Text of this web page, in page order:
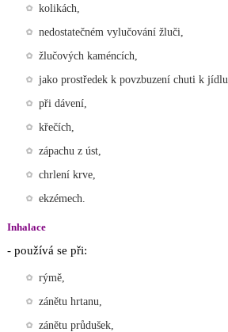
kolikách,
nedostatečném vylučování žluči,
žlučových kaméncích,
jako prostředek k povzbuzení chuti k jídlu,
při dávení,
křečích,
zápachu z úst,
chrlení krve,
ekzémech.
Inhalace
- používá se při:
rýmě,
zánětu hrtanu,
zánětu průdušek,